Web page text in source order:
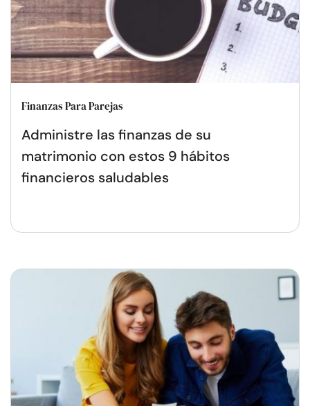
Finanzas Para Parejas
Administre las finanzas de su
matrimonio con estos 9 hábitos
financieros saludables